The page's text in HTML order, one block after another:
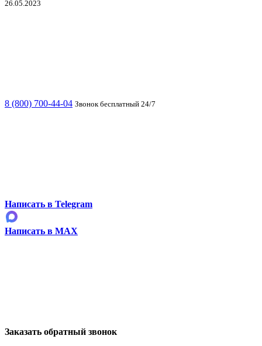
26.05.2023
8 (800) 700-44-04 Звонок бесплатный 24/7
Написать в Telegram
Написать в MAX
Заказать обратный звонок